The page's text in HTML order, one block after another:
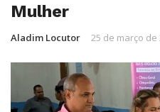
Mulher
Aladim Locutor 25 de março de